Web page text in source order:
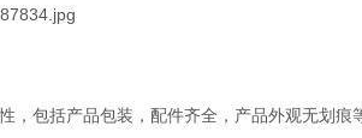
，包括产品包装，配件齐全，产品外观无划痕